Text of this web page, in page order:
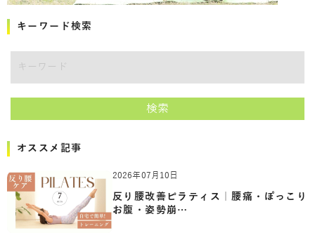
キーワード検索
検索
オススメ記事
2026年07月10日
反り腰改善ピラティス｜腰痛・ぽっこり
お腹・姿勢崩…